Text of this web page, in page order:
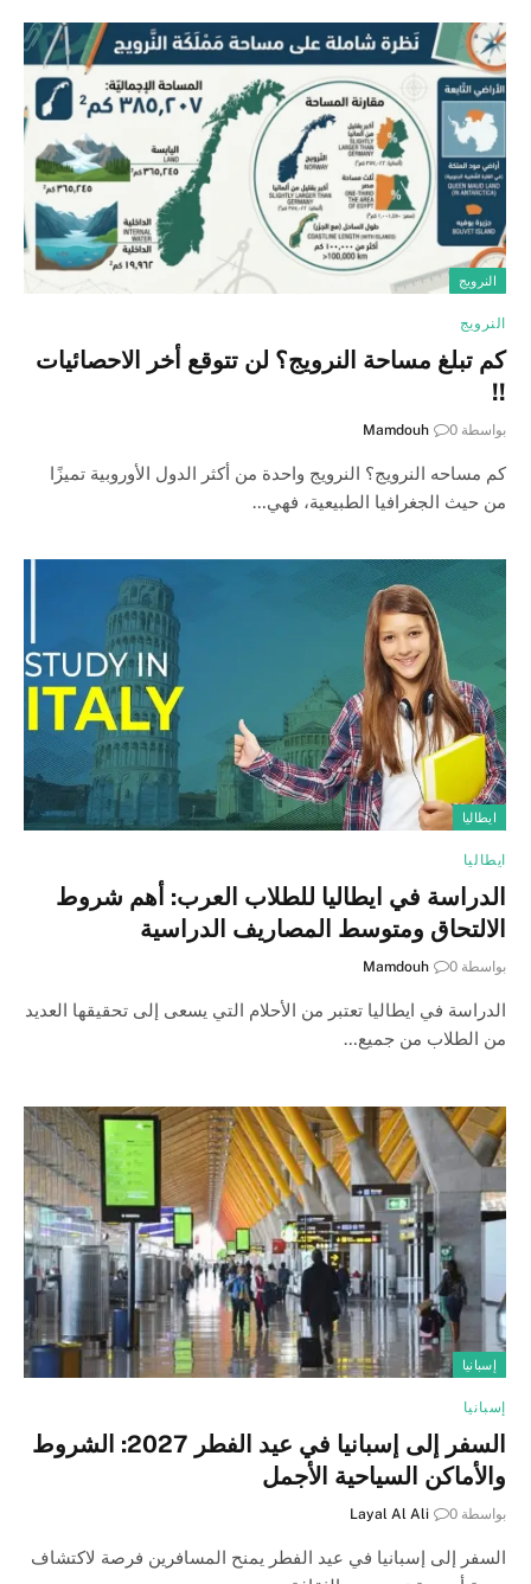
النرويج
النرويج
كم تبلغ مساحة النرويج؟ لن تتوقع أخر الاحصائيات
!!
بواسطة Mamdouh 0
كم مساحه النرويج؟ النرويج واحدة من أكثر الدول الأوروبية تميزًا
من حيث الجغرافيا الطبيعية، فهي…
ايطاليا
ايطاليا
الدراسة في ايطاليا للطلاب العرب: أهم شروط
الالتحاق ومتوسط المصاريف الدراسية
بواسطة Mamdouh 0
الدراسة في ايطاليا تعتبر من الأحلام التي يسعى إلى تحقيقها العديد
من الطلاب من جميع…
إسبانيا
إسبانيا
السفر إلى إسبانيا في عيد الفطر 2027: الشروط
والأماكن السياحية الأجمل
بواسطة Layal Al Ali 0
السفر إلى إسبانيا في عيد الفطر يمنح المسافرين فرصة لاكتشاف